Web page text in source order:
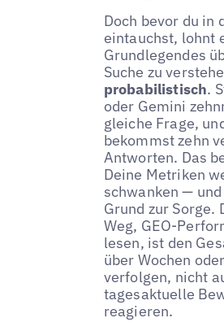
Doch bevor du in
eintauchst, lohnt
Grundlegendes
Suche zu
probabilistisch.
oder Gemini
gleiche Frage,
bekommst zehn
Antworten. Das
Deine Metriken
schwanken —
Grund zur Sorge.
Weg, GEO-
lesen, ist den
über Wochen
verfolgen, nicht
tagesaktuelle
reagieren.